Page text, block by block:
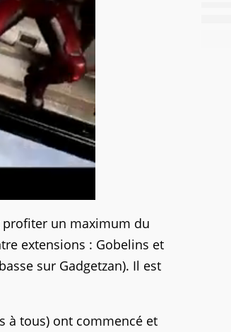
un maximum du
extensions : Gobelins et
sur Gadgetzan). Il est
à tous) ont commencé et